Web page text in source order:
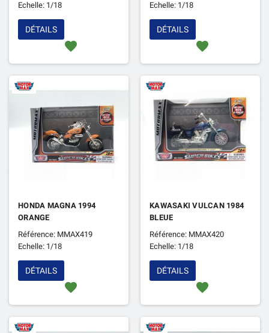
Echelle: 1/18
favorite
DÉTAILS
Echelle: 1/18
favorite
DÉTAILS
HONDA MAGNA 1994
ORANGE
Référence: MMAX419
Echelle: 1/18
favorite
DÉTAILS
KAWASAKI VULCAN 1984
BLEUE
Référence: MMAX420
Echelle: 1/18
favorite
DÉTAILS